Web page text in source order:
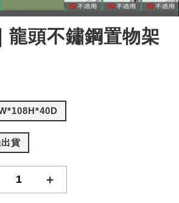
龍頭不鏽鋼置物架
貨
+